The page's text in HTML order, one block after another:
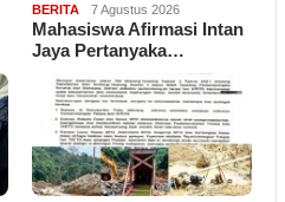
BERITA 7 Agustus 2026
Mahasiswa Afirmasi Intan
Jaya Pertanyaka…